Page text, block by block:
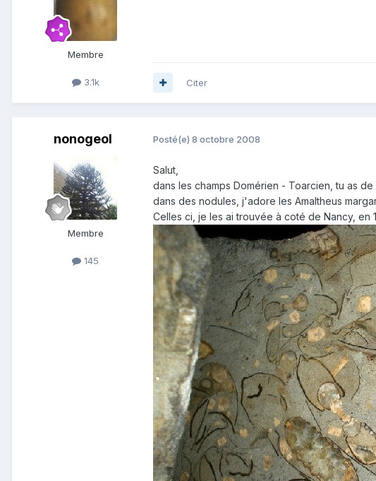
Membre
3.1k Citer
nonogeol
Membre
145
Posté(e) 8 octobre 2008
Salut,
dans les champs Domérien - Toarcien, tu as
dans des nodules, j'adore les Amaltheus
Celles ci, je les ai trouvée à coté de Nancy, en